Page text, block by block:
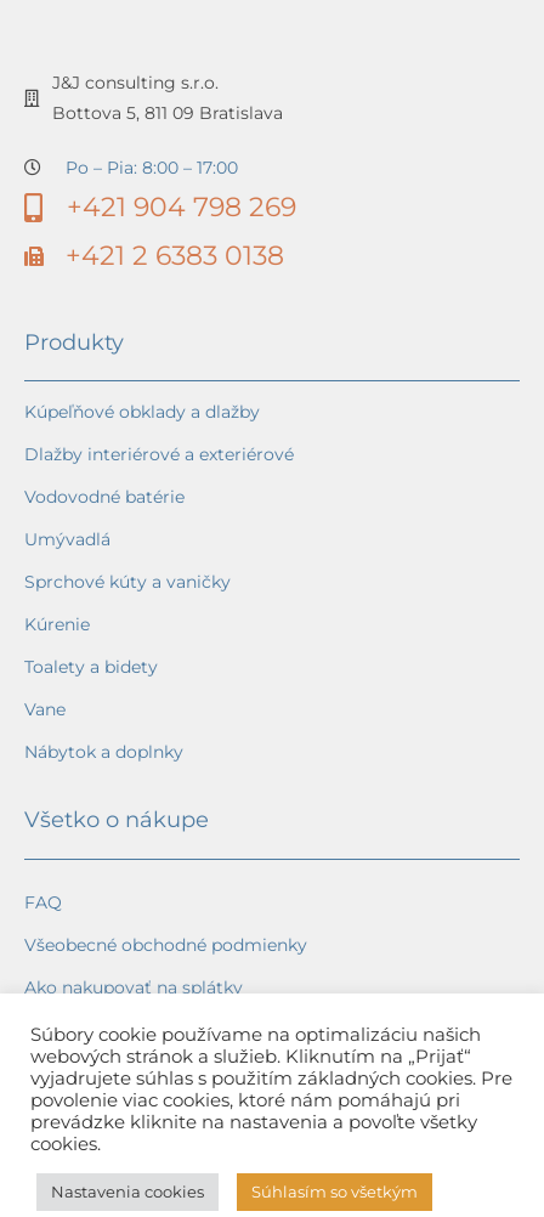
J&J consulting s.r.o.
Bottova 5, 811 09 Bratislava
Po – Pia: 8:00 – 17:00
+421 904 798 269
+421 2 6383 0138
Produkty
Kúpeľňové obklady a dlažby
Dlažby interiérové a exteriérové
Vodovodné batérie
Umývadlá
Sprchové kúty a vaničky
Kúrenie
Toalety a bidety
Vane
Nábytok a doplnky
Všetko o nákupe
FAQ
Všeobecné obchodné podmienky
Ako nakupovať na splátky
Ochrana osobných údajov
Reklamačný poriadok
Spôsob a cena dopravy
Spôsob platby
Súbory cookie používame na optimalizáciu našich
webových stránok a služieb. Kliknutím na „Prijať“
vyjadrujete súhlas s použitím základných cookies. Pre
povolenie viac cookies, ktoré nám pomáhajú pri
prevádzke kliknite na nastavenia a povoľte všetky
cookies.
Nastavenia cookies Súhlasím so všetkým